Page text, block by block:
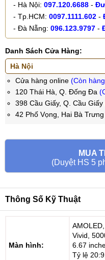
- Hà Nội: 097.120.6688 -
- Tp.HCM: 0097.1111.602 -
- Đà Nẵng: 096.123.9797 -
Danh Sách Cửa Hàng:
Cửa hàng online (Còn
120 Thái Hà, Q. Đống Đa
398 Cầu Giấy, Q. Cầu Giấy
42 Phố Vọng, Hai Bà Trưng
MUA
(Duyệt HS 5
Thông Số Kỹ Thuật
Màn hình:
Vivid,
6.67
Tỷ lệ